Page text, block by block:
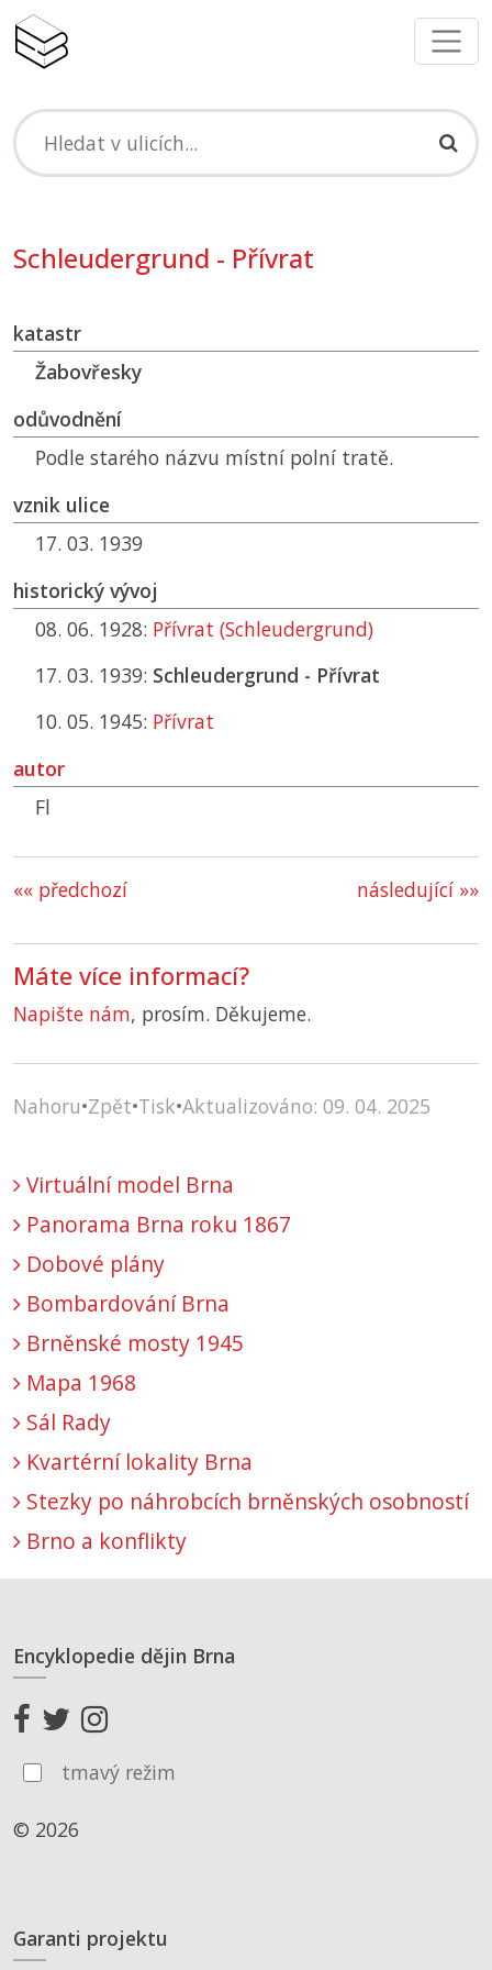
Schleudergrund - Přívrat
katastr
Žabovřesky
odůvodnění
Podle starého názvu místní polní tratě.
vznik ulice
17. 03. 1939
historický vývoj
08. 06. 1928: Přívrat (Schleudergrund)
17. 03. 1939: Schleudergrund - Přívrat
10. 05. 1945: Přívrat
autor
Fl
«« předchozí následující »»
Máte více informací?
Napište nám, prosím. Děkujeme.
Nahoru•Zpět•Tisk•Aktualizováno: 09. 04. 2025
Virtuální model Brna
Panorama Brna roku 1867
Dobové plány
Bombardování Brna
Brněnské mosty 1945
Mapa 1968
Sál Rady
Kvartérní lokality Brna
Stezky po náhrobcích brněnských osobností
Brno a konflikty
Encyklopedie dějin Brna
tmavý režim
© 2026
Garanti projektu